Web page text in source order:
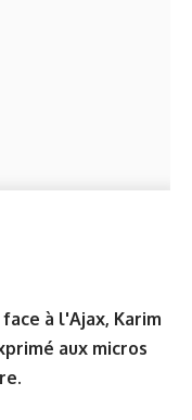
à l'Ajax, Karim
aux micros